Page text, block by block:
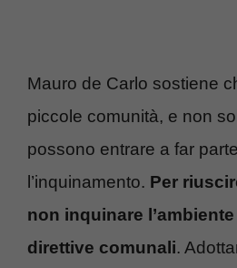
Mauro de Carlo sostiene
piccole comunità, e non
possono entrare a far
l’inquinamento. Per
non inquinare
direttive comunali.